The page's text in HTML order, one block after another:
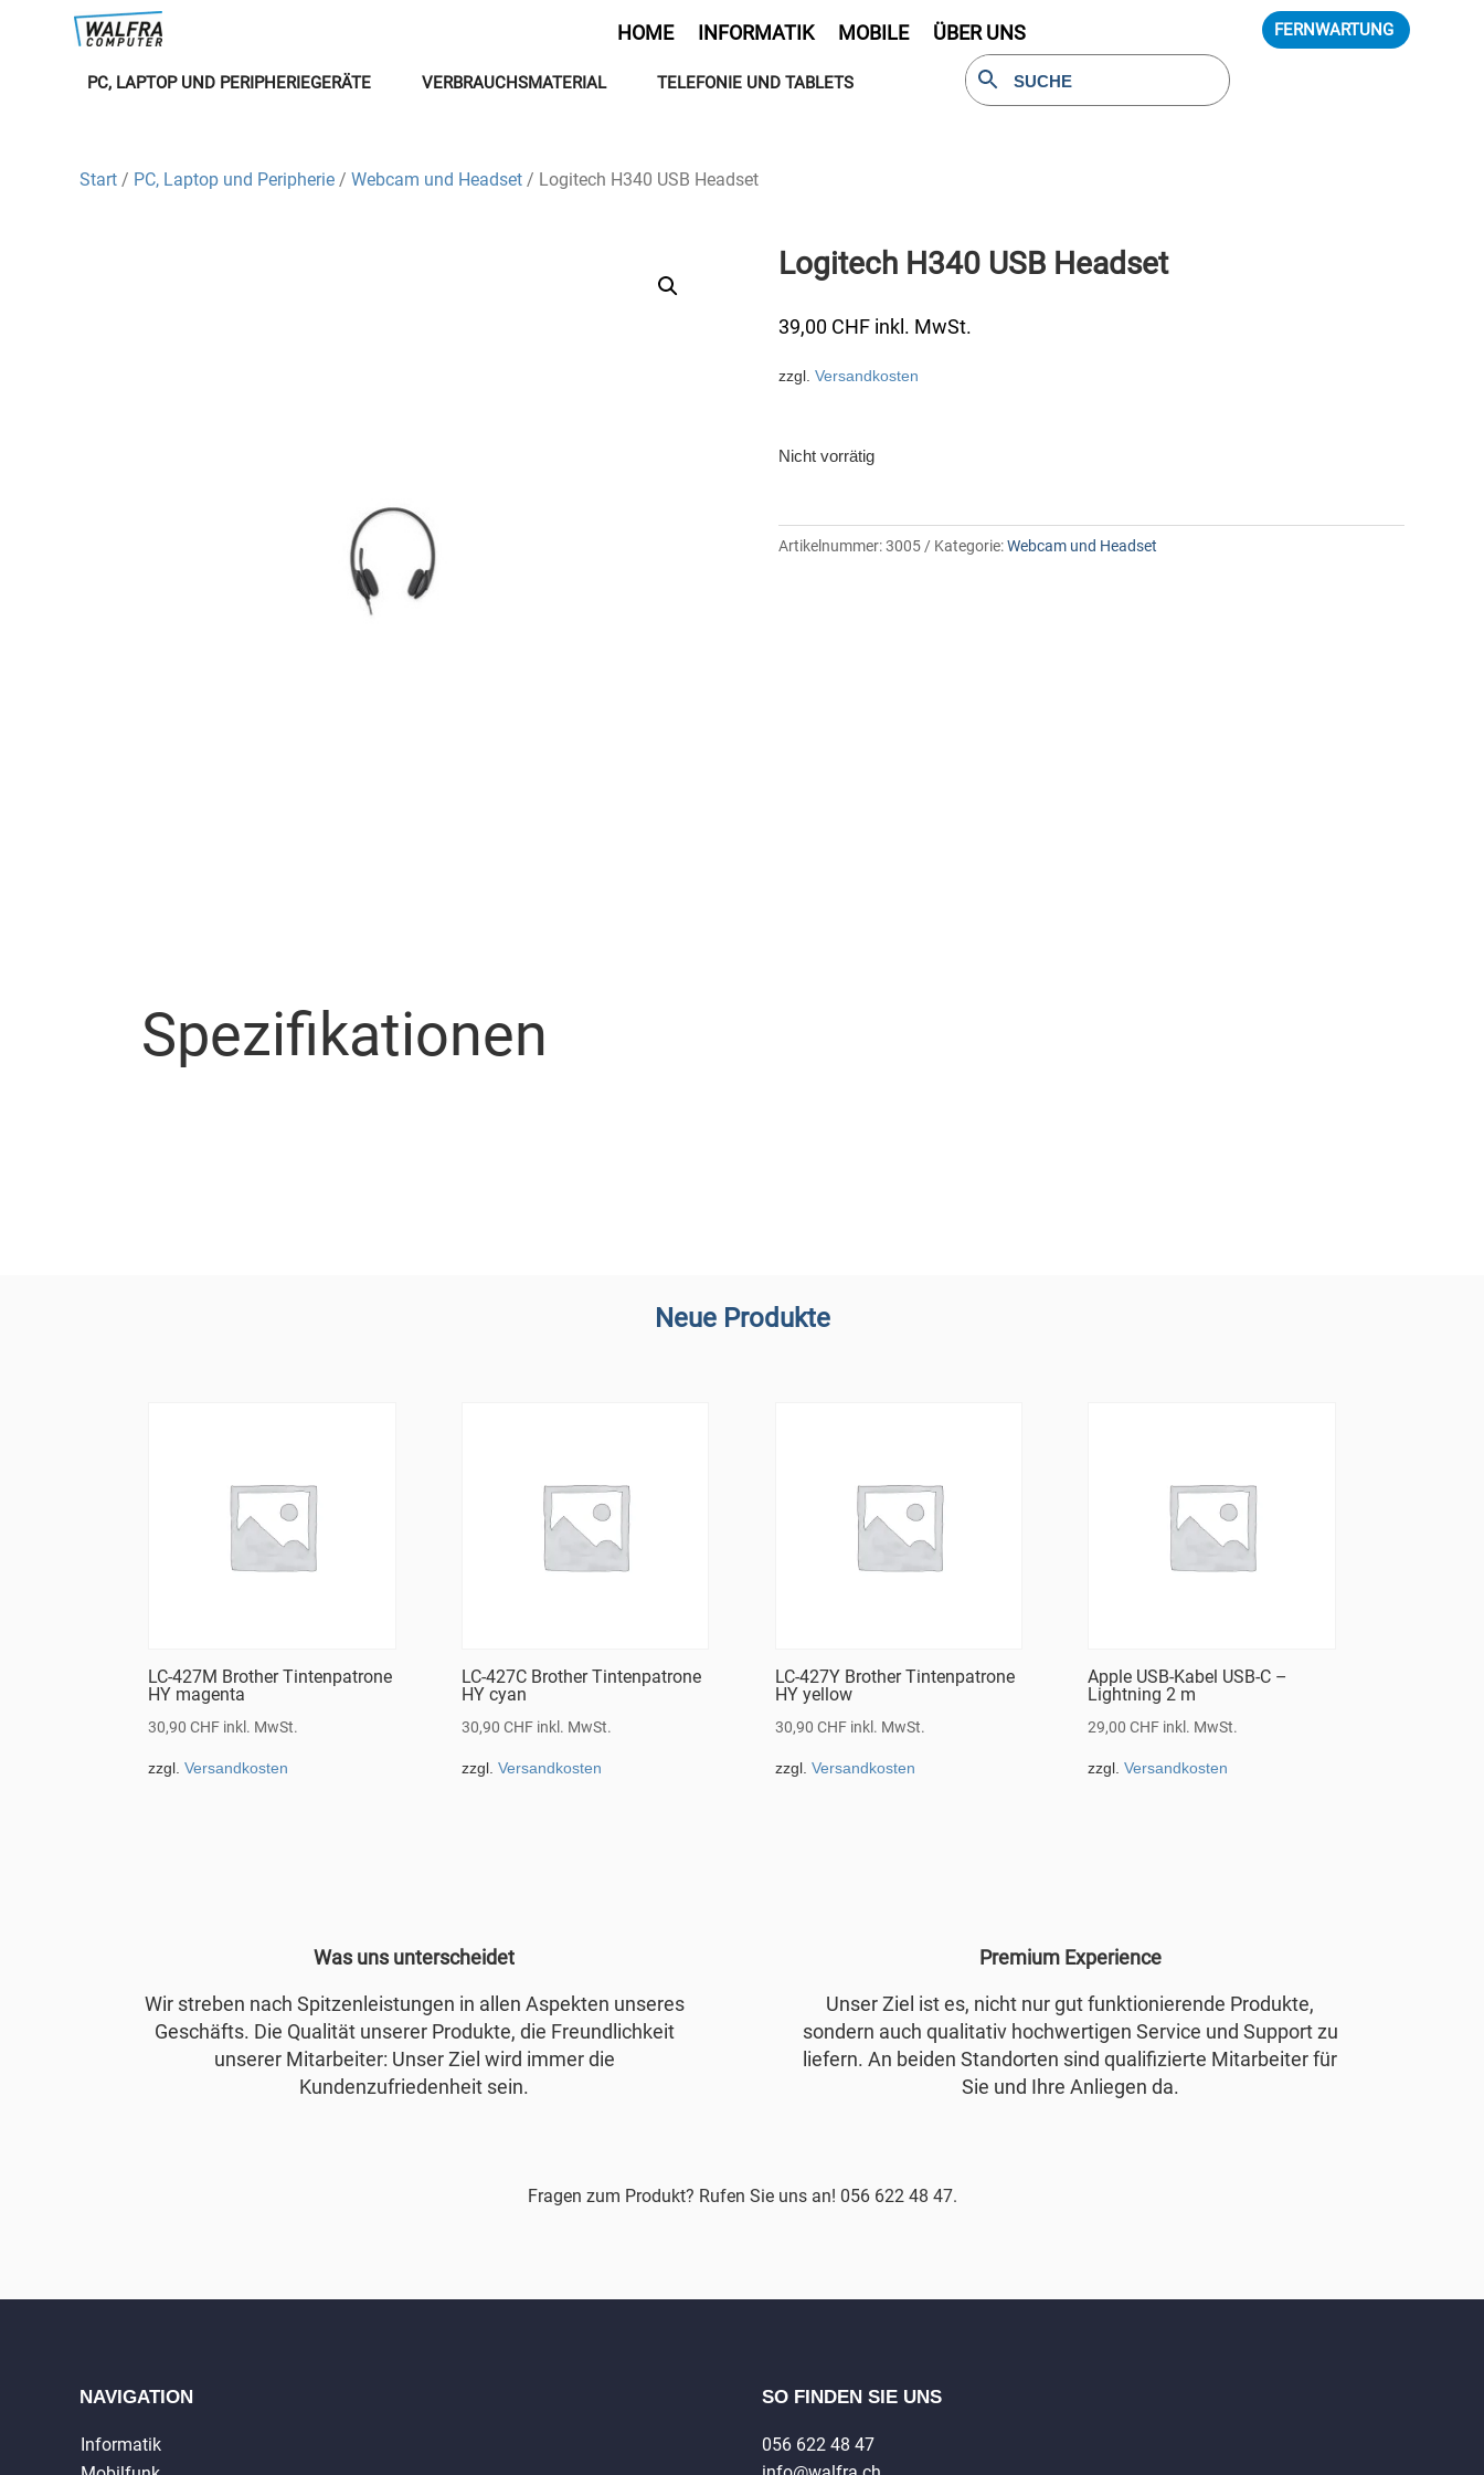
HOME INFORMATIK MOBILE ÜBER UNS FERNWARTUNG
PC, LAPTOP UND PERIPHERIEGERÄTE VERBRAUCHSMATERIAL TELEFONIE UND TABLETS
Start / PC, Laptop und Peripherie / Webcam und Headset / Logitech H340 USB Headset
Logitech H340 USB Headset
39,00 CHF inkl. MwSt.
zzgl. Versandkosten
Nicht vorrätig
Artikelnummer:3005 Kategorie:Webcam und Headset
Spezifikationen
Neue Produkte
LC-427M Brother Tintenpatrone
HY magenta
30,90CHF inkl. MwSt.
zzgl.Versandkosten
LC-427C Brother Tintenpatrone
HY cyan
30,90 CHF inkl. MwSt.
zzgl. Versandkosten
LC-427Y Brother Tintenpatrone
HY yellow
30,90 CHF inkl. MwSt.
zzgl. Versandkosten
Apple USB-Kabel USB-C –
Lightning 2 m
29,00CHF inkl. MwSt.
zzgl.Versandkosten
Was uns unterscheidet
Wir streben nach Spitzenleistungen in allen Aspekten unseres
Geschäfts. Die Qualität unserer Produkte, die Freundlichkeit
unserer Mitarbeiter: Unser Ziel wird immer die
Kundenzufriedenheit sein.
Premium Experience
Unser Ziel ist es, nicht nur gut funktionierende Produkte,
sondern auch qualitativ hochwertigen Service und Support zu
liefern. An beiden Standorten sind qualifizierte Mitarbeiter für
Sie und Ihre Anliegen da.
Fragen zum Produkt? Rufen Sie uns an! 056 622 48 47.
NAVIGATION
Informatik
SO FINDEN SIE UNS
056 622 48 47